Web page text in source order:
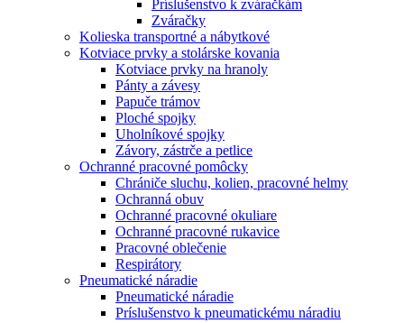
Príslušenstvo k zváračkám
Zváračky
Kolieska transportné a nábytkové
Kotviace prvky a stolárske kovania
Kotviace prvky na hranoly
Pánty a závesy
Papuče trámov
Ploché spojky
Uholníkové spojky
Závory, zástrče a petlice
Ochranné pracovné pomôcky
Chrániče sluchu, kolien, pracovné helmy
Ochranná obuv
Ochranné pracovné okuliare
Ochranné pracovné rukavice
Pracovné oblečenie
Respirátory
Pneumatické náradie
Pneumatické náradie
Príslušenstvo k pneumatickému náradiu